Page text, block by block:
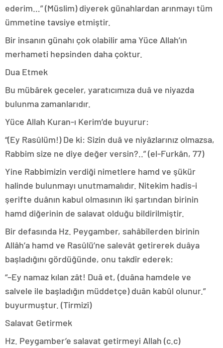
ederim…” (Müslim) diyerek günahlardan arınmayı tüm
ümmetine tavsiye etmiştir.
Bir insanın günahı çok olabilir ama Yüce Allah’ın
merhameti hepsinden daha çoktur.
Dua Etmek
Bu mübârek geceler, yaratıcımıza duâ ve niyazda
bulunma zamanlarıdır.
Yüce Allah Kuran-ı Kerim’de buyurur:
“(Ey Rasûlüm!) De ki: Sizin duâ ve niyâzlarınız olmazsa,
Rabbim size ne diye değer versin?..” (el-Furkân, 77)
Yine Rabbimizin verdiği nimetlere hamd ve şükür
halinde bulunmayı unutmamalıdır. Nitekim hadis-i
şerifte duânın kabul olmasının iki şartından birinin
hamd diğerinin de salavat olduğu bildirilmiştir.
Bir defasında Hz. Peygamber, sahâbîlerden birinin
Allâh’a hamd ve Rasûlü’ne salevât getirerek duâya
başladığını gördüğünde, onu takdîr ederek:
“–Ey namaz kılan zât! Duâ et, (duâna hamdele ve
salvele ile başladığın müddetçe) duân kabûl olunur.”
buyurmuştur. (Tirmizî)
Salavat Getirmek
Hz. Peygamber’e salavat getirmeyi Allah (c.c)